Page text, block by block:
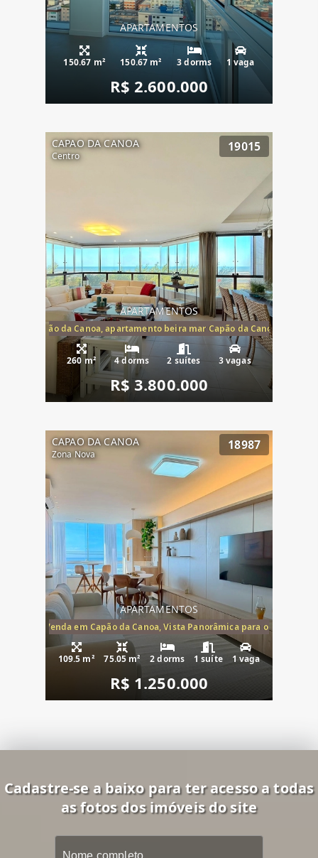
APARTAMENTOS
150.67 m² 150.67 m² 3 dorms 1 vaga
R$ 2.600.000
CAPAO DA CANOA
Centro
19015
APARTAMENTOS
mar Capão da Canoa, apartamento beira mar Capão da Canoa,
260 m² 4 dorms 2 suítes 3 vagas
R$ 3.800.000
CAPAO DA CANOA
Zona Nova
18987
APARTAMENTOS
Mar à Venda em Capão da Canoa, Vista Panorâmica para o Mar, 2
109.5 m² 75.05 m² 2 dorms 1 suíte 1 vaga
R$ 1.250.000
Cadastre-se a baixo para ter acesso a todas
as fotos dos imóveis do site